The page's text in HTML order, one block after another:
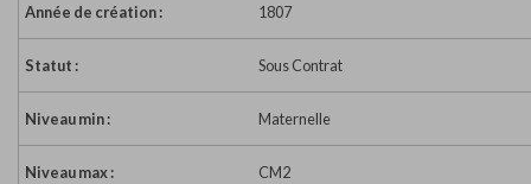
Année de création : 1807
Statut : Sous Contrat
Niveau min : Maternelle
Niveau max : CM2